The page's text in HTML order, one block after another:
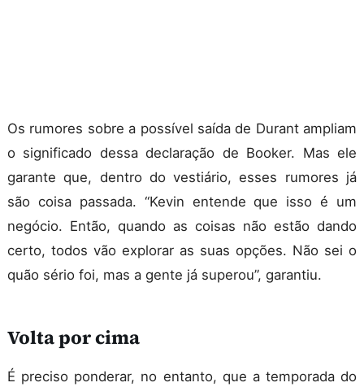
Os rumores sobre a possível saída de Durant ampliam
o significado dessa declaração de Booker. Mas ele
garante que, dentro do vestiário, esses rumores já
são coisa passada. “Kevin entende que isso é um
negócio. Então, quando as coisas não estão dando
certo, todos vão explorar as suas opções. Não sei o
quão sério foi, mas a gente já superou”, garantiu.
Volta por cima
É preciso ponderar, no entanto, que a temporada do